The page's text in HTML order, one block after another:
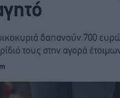
δαπανούν 700
τους στην αγορά